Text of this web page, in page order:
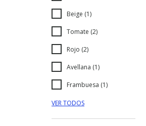
Beige (1)
Tomate (2)
Rojo (2)
Avellana (1)
Frambuesa (1)
VER TODOS